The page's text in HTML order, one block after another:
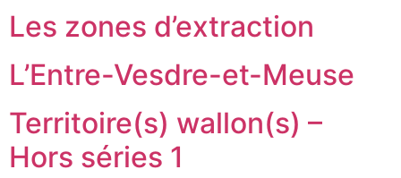
Les zones d’extraction
L’Entre-Vesdre-et-Meuse
Territoire(s) wallon(s) –
Hors séries 1